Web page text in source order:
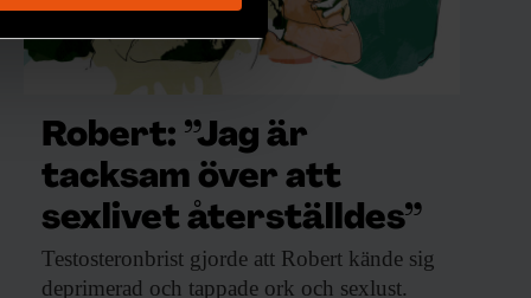
funktioner för
information från din enhet
kombinera informationen
tjänster.
Robert: ”Jag är
tacksam över att
sexlivet återställdes”
Testosteronbrist gjorde att Robert kände sig
deprimerad och tappade ork och sexlust.